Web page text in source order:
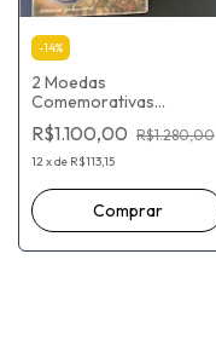
-14%
2 Moedas
Comemorativas
Bicentenário Da
Independência
R$1.100,00 R$1.280,00
12 xde R$113,15